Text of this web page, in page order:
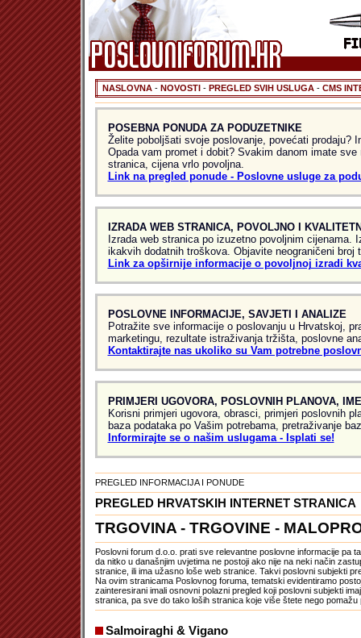
NASLOVNA- NOVOSTI- PREGLED SVIH USLUGA- CMS
POSEBNA PONUDA ZA PODUZETNIKE
Želite poboljšati svoje poslovanje, povećati prodaju?
Opada vam promet i dobit? Svakim danom imate
stranica, cijena vrlo povoljna.
Link na pregled ponude - Poslovne usluge za
IZRADA WEB STRANICA, POVOLJNO I
Izrada web stranica po izuzetno povoljnim
ikakvih dodatnih troškova. Objavite neograničeni
Link za opširnije informacije o povoljnoj izradi
POSLOVNE INFORMACIJE, SAVJETI I ANALIZE
Potražite sve informacije o poslovanju u Hrvatskoj,
marketingu, rezultate istraživanja tržišta, poslovne
Kontaktirajte nas ukoliko su Vam potrebne
PRIMJERI UGOVORA, POSLOVNIH PLANOVA,
Korisni primjeri ugovora, obrasci, primjeri poslovnih
baza podataka po Vašim potrebama, pretraživanje
Informirajte se o našim uslugama - Isplati se!
PREGLED INFORMACIJA I PONUDE
PREGLED HRVATSKIH INTERNET STRANICA
TRGOVINA - TRGOVINE -
Poslovni forum d.o.o. prati sve relevantne poslovne informacije pa
da nitko u današnjim uvjetima ne postoji ako nije na neki način
stranice, ili ima užasno loše web stranice. Takvi poslovni subjekti
Na ovim stranicama Poslovnog foruma, tematski evidentiramo
zainteresirani imali osnovni polazni pregled koji poslovni subjekti
stranica, pa sve do tako loših stranica koje više štete nego pomažu
Salmoiraghi & Vigano